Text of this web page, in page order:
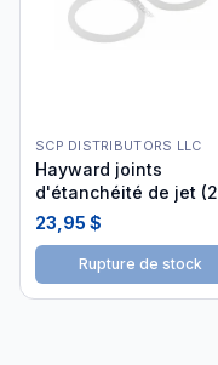
SCP DISTRIBUTORS LLC
Hayward joints
d'étanchéité de jet (2
pièces) SPX0720PE2
23,95 $
Rupture de stock